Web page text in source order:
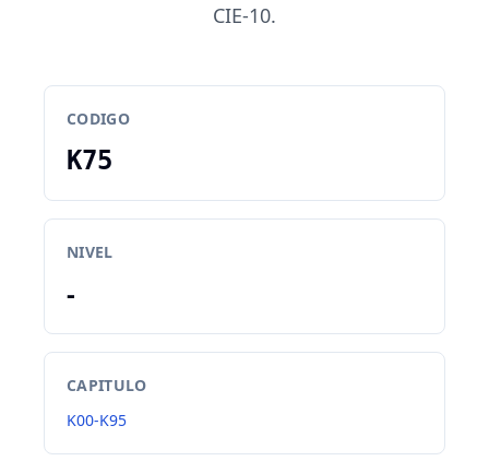
CIE-10.
CODIGO
K75
NIVEL
-
CAPITULO
K00-K95